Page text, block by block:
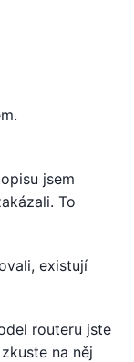
jsem
To
existují
routeru jste
na něj